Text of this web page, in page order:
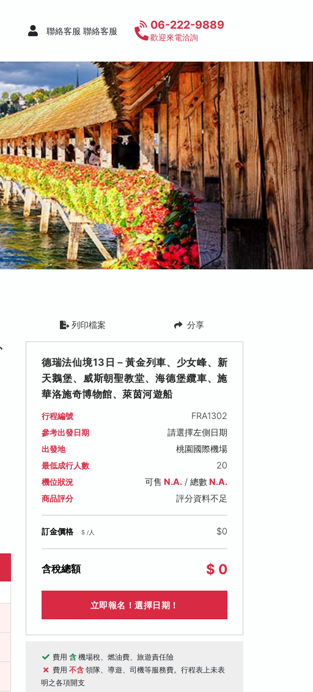
聯絡客服 聯絡客服 06-222-9889
歡迎來電洽詢
列印檔案 分享
德瑞法仙境13日－黃金列車、少女峰、新
天鵝堡、威斯朝聖教堂、海德堡纜車、施
華洛施奇博物館、萊茵河遊船
行程編號 FRA1302
參考出發日期 請選擇左側日期
出發地 桃園國際機場
最低成行人數 20
機位狀況 可售 N.A./ 總數N.A.
商品評分 評分資料不足
訂金價格 $ /人 $0
含稅總額 $ 0
立即報名！選擇日期！
費用 含 機場稅、燃油費、旅遊責任險
費用 不含 領隊、導遊、司機等服務費。行程表上未表
明之各項開支